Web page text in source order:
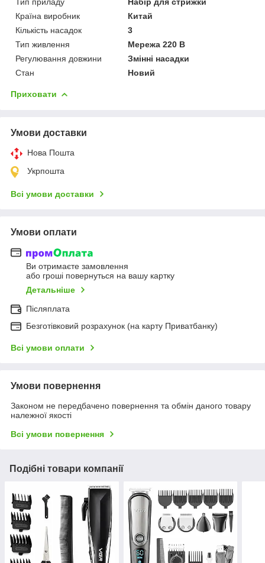
Країна виробник
Китай
Кількість насадок
3
Тип живлення
Мережа 220 В
Регулювання довжини
Змінні насадки
Стан
Новий
Приховати
Умови доставки
Нова Пошта
Укрпошта
Всі умови доставки
Умови оплати
Ви отримаєте замовлення
або гроші повернуться на вашу картку
Детальніше
Післяплата
Безготівковий розрахунок (на карту Приватбанку)
Всі умови оплати
Умови повернення
Законом не передбачено повернення та обмін даного товару
належної якості
Всі умови повернення
Подібні товари компанії